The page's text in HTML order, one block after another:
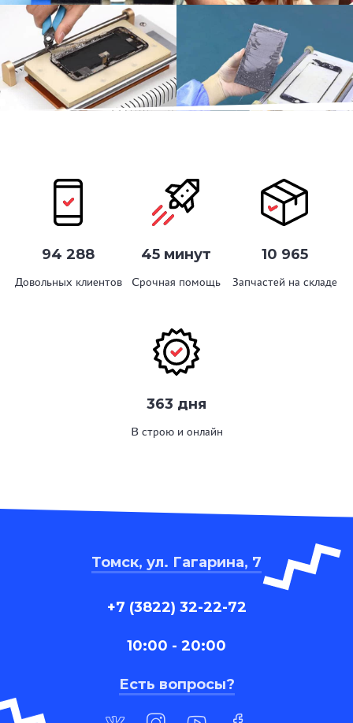
94 288
Довольных клиентов
45 минут
Срочная помощь
10 965
Запчастей на складе
363 дня
В строю и онлайн
Томск, ул. Гагарина, 7
+7 (3822) 32-22-72
10:00 - 20:00
Есть вопросы?